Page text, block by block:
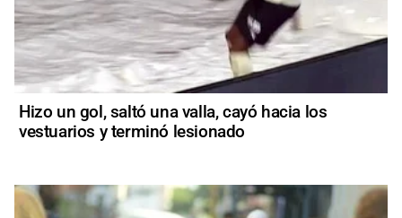
Hizo un gol, saltó una valla, cayó hacia los
vestuarios y terminó lesionado